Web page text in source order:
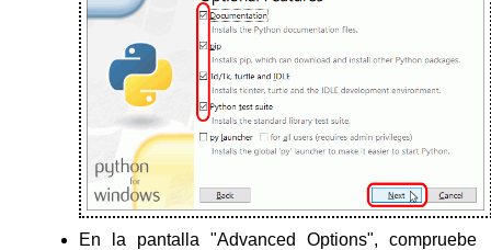
En la pantalla "Advanced Options", compruebe